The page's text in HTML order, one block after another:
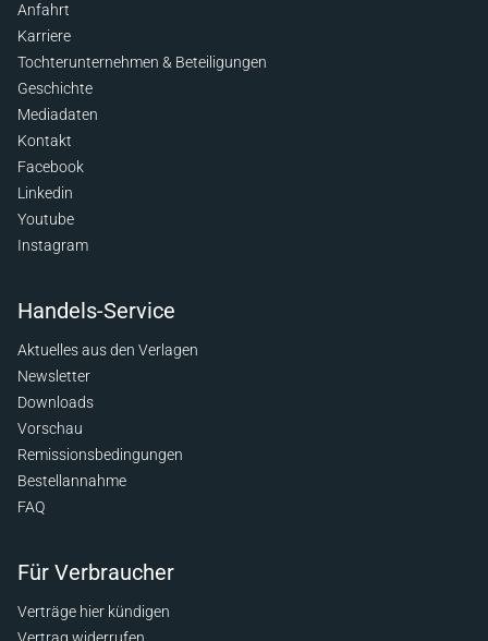
Anfahrt
Karriere
Tochterunternehmen & Beteiligungen
Geschichte
Mediadaten
Kontakt
Facebook
Linkedin
Youtube
Instagram
Handels-Service
Aktuelles aus den Verlagen
Newsletter
Downloads
Vorschau
Remissionsbedingungen
Bestellannahme
FAQ
Für Verbraucher
Verträge hier kündigen